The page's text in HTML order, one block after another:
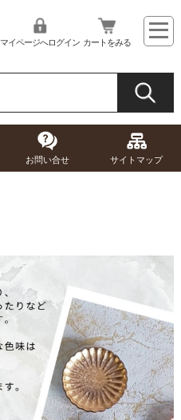
マイページへログイン カートをみる
お問い合せ サイトマップ